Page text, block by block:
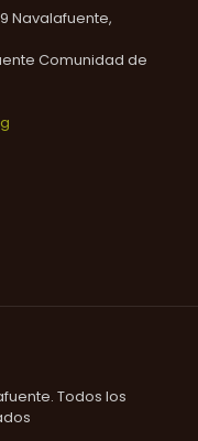
Navalafuente,
Comunidad de
Todos los